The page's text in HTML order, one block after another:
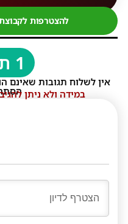
להצטרפות
1 תגובות
אין לשלוח תגובות שאינם
במידה ולא ניתן